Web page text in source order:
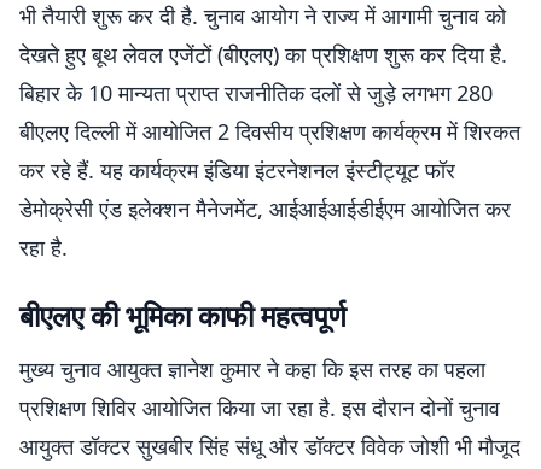
भी तैयारी शुरू कर दी है. चुनाव आयोग ने राज्य में आगामी चुनाव को
देखते हुए बूथ लेवल एजेंटों (बीएलए) का प्रशिक्षण शुरू कर दिया है.
बिहार के 10 मान्यता प्राप्त राजनीतिक दलों से जुड़े लगभग 280
बीएलए दिल्ली में आयोजित 2 दिवसीय प्रशिक्षण कार्यक्रम में शिरकत
कर रहे हैं. यह कार्यक्रम इंडिया इंटरनेशनल इंस्टीट्यूट फॉर
डेमोक्रेसी एंड इलेक्शन मैनेजमेंट, आईआईआईडीईएम आयोजित कर
रहा है.
बीएलए की भूमिका काफी महत्वपूर्ण
मुख्य चुनाव आयुक्त ज्ञानेश कुमार ने कहा कि इस तरह का पहला
प्रशिक्षण शिविर आयोजित किया जा रहा है. इस दौरान दोनों चुनाव
आयुक्त डॉक्टर सुखबीर सिंह संधू और डॉक्टर विवेक जोशी भी मौजूद